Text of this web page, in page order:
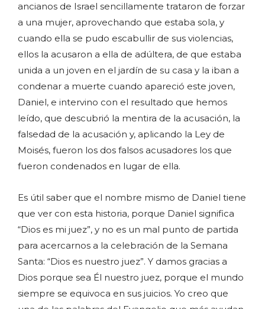
ancianos de Israel sencillamente trataron de forzar
a una mujer, aprovechando que estaba sola, y
cuando ella se pudo escabullir de sus violencias,
ellos la acusaron a ella de adúltera, de que estaba
unida a un joven en el jardín de su casa y la iban a
condenar a muerte cuando apareció este joven,
Daniel, e intervino con el resultado que hemos
leído, que descubrió la mentira de la acusación, la
falsedad de la acusación y, aplicando la Ley de
Moisés, fueron los dos falsos acusadores los que
fueron condenados en lugar de ella.
Es útil saber que el nombre mismo de Daniel tiene
que ver con esta historia, porque Daniel significa
“Dios es mi juez”, y no es un mal punto de partida
para acercarnos a la celebración de la Semana
Santa: “Dios es nuestro juez”. Y damos gracias a
Dios porque sea Él nuestro juez, porque el mundo
siempre se equivoca en sus juicios. Yo creo que